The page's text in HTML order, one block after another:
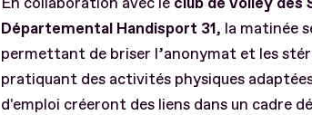
Départemental Handisport 31, la matinée
permettant de briser l’anonymat et les
pratiquant des activités physiques
d'emploi créeront des liens dans un cadre